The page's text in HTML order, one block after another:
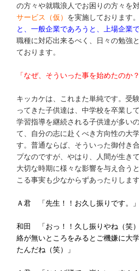
の方々や就職浪人でお困りの方々を
サービス（仮） を実施しております
と、一般企業であろうと、上場企業
職種に対応出来るべく、日々の勉強
ております。
「なぜ、そういった事を始めたのか？
キッカケは、これまた単純です。受
ってきた子供達は、中学校を卒業し
学習指導を継続される子供達が多い
て、自分の志に赴くべき方向性の大
す。普通ならば、そういった御付き
プなのですが、やはり、人間が生き
大切な時期に様々な影響を与え合う
こる事実も少なからずあったりします
Ａ君 「先生！！お久し振りです。」
和田 「おっ！！久し振りやね（笑
絡が無いところをみるとご機嫌に大
たんだね（笑）」